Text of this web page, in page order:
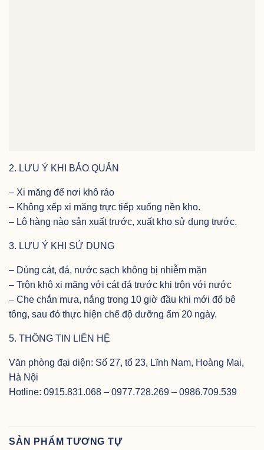
2. LƯU Ý KHI BẢO QUẢN
– Xi măng để nơi khô ráo
– Không xếp xi măng trực tiếp xuống nền kho.
– Lô hàng nào sản xuất trước, xuất kho sử dụng trước.
3. LƯU Ý KHI SỬ DỤNG
– Dùng cát, đá, nước sạch không bị nhiễm mặn
– Trộn khô xi măng với cát đá trước khi trộn với nước
– Che chắn mưa, nắng trong 10 giờ đầu khi mới đổ bê
tông, sau đó thực hiện chế độ dưỡng ẩm 20 ngày.
5. THÔNG TIN LIÊN HỆ
Văn phòng đại diện: Số 27, tổ 23, Lĩnh Nam, Hoàng Mai,
Hà Nội
Hotline: 0915.831.068 – 0977.728.269 – 0986.709.539
SẢN PHẨM TƯƠNG TỰ